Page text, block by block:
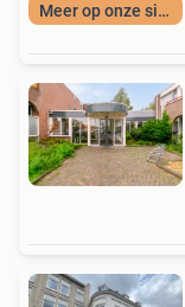
Meer op onze site